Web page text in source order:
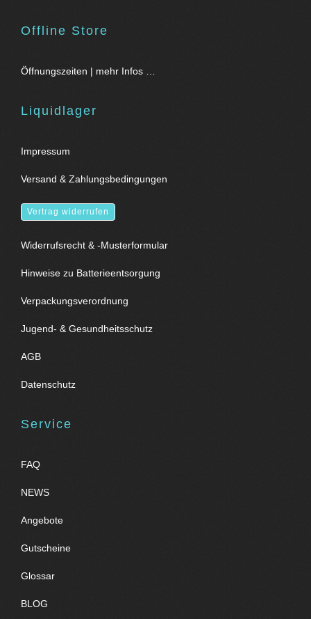
Offline Store
Öffnungszeiten | mehr Infos …
Liquidlager
Impressum
Versand & Zahlungsbedingungen
Vertrag widerrufen
Widerrufsrecht & -Musterformular
Hinweise zu Batterieentsorgung
Verpackungsverordnung
Jugend- & Gesundheitsschutz
AGB
Datenschutz
Service
FAQ
NEWS
Angebote
Gutscheine
Glossar
BLOG